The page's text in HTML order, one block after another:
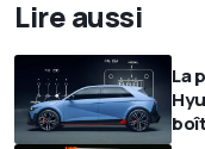
Lire aussi
La